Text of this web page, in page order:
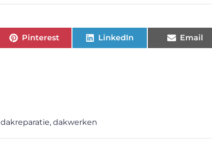
Pinterest LinkedIn Email
dakreparatie, dakwerken